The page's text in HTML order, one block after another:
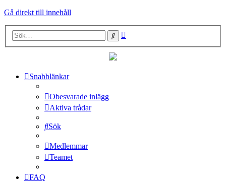
Gå direkt till innehåll
Sök
Snabblänkar
Obesvarade inlägg
Aktiva trådar
Sök
Medlemmar
Teamet
FAQ